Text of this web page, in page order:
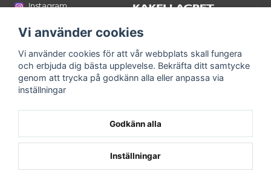
Instagram
LinkedIn
Bli medlem i vårt nyhetsbrev
email
Mejladress
Fyll i din e-mailadress och ta del av våra nyheter och
Vi använder cookies
Vi använder cookies för att vår webbplats skall fungera
och erbjuda dig bästa upplevelse. Bekräfta ditt samtycke
genom att trycka på godkänn alla eller anpassa via
inställningar
Godkänn alla
Inställningar